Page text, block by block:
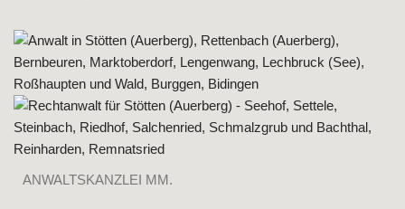
ANWALTSKANZLEI MM.